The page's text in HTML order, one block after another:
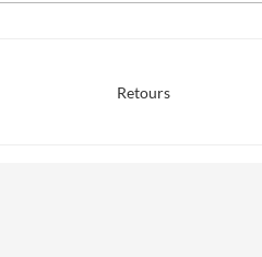
Retours